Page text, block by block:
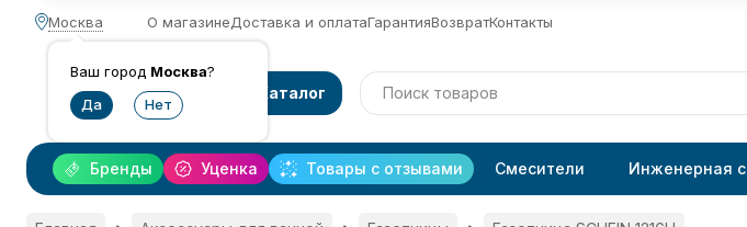
Москва
Ваш город Москва?
О магазинеДоставка и оплатаГарантияВозвратКонтакты
Каталог
Уценка Товары с отзывами
Бренды Смесители Инженерная